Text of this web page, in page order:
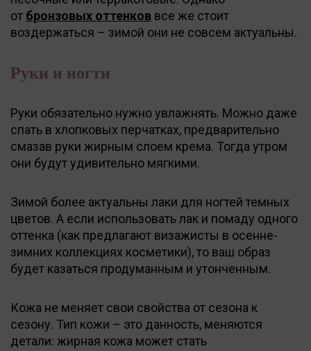
от бронзовых оттенков все же стоит
воздержаться – зимой они не совсем актуальны.
Руки и ногти
Руки обязательно нужно увлажнять. Можно даже
спать в хлопковых перчатках, предварительно
смазав руки жирным слоем крема. Тогда утром
они будут удивительно мягкими.
Зимой более актуальны лаки для ногтей темных
цветов. А если использовать лак и помаду одного
оттенка (как предлагают визажисты в осенне-
зимних коллекциях косметики), то ваш образ
будет казаться продуманным и утонченным.
Кожа не меняет свои свойства от сезона к
сезону. Тип кожи – это данность, меняются
детали: жирная кожа может стать